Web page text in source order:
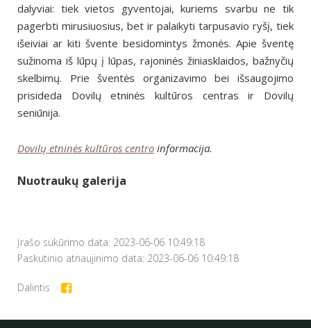
dalyviai: tiek vietos gyventojai, kuriems svarbu ne tik
pagerbti mirusiuosius, bet ir palaikyti tarpusavio ryšį, tiek
išeiviai ar kiti švente besidomintys žmonės. Apie šventę
sužinoma iš lūpų į lūpas, rajoninės žiniasklaidos, bažnyčių
skelbimų. Prie šventės organizavimo bei išsaugojimo
prisideda Dovilų etninės kultūros centras ir Dovilų
seniūnija.
Dovilų etninės kultūros centro informacija.
Nuotraukų galerija
Įrašo sukūrimo data: 2023-06-06 10:49:18
Paskutinio atnaujinimo data: 2023-06-06 10:49:18
Dalintis